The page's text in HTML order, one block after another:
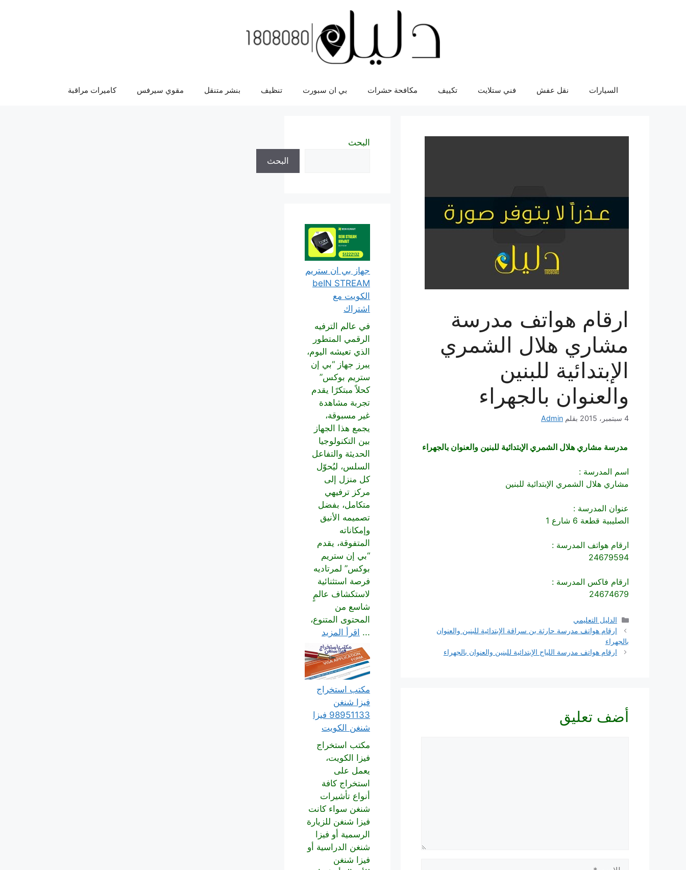
السيارات نقل عفش فني ستلايت تكييف مكافحة حشرات بي ان سبورت تنظيف بنشر متنقل مقوي سيرفس كاميرات مراقبة
ارقام هواتف مدرسة
مشاري هلال الشمري
الإبتدائية للبنين
والعنوان بالجهراء
4 سبتمبر، 2015 بقلم Admin
مدرسة مشاري هلال الشمري الإبتدائية للبنين والعنوان بالجهراء
اسم المدرسة :
مشاري هلال الشمري الإبتدائية للبنين
عنوان المدرسة :
الصليبية قطعة 6 شارع 1
ارقام هواتف المدرسة :
24679594
ارقام فاكس المدرسة :
24674679
التصنيفات
الدليل التعليمي
ارقام هواتف مدرسة حارثة بن سراقة الإبتدائية للبنين والعنوان
بالجهراء
ارقام هواتف مدرسة اللياح الإبتدائية للبنين والعنوان بالجهراء
أضف تعليق
الاسم
البحث
البحث
جهاز بي ان ستريم
beIN STREAM
الكويت مع
اشتراك
في عالم الترفيه
الرقمي المتطور
الذي تعيشه اليوم،
يبرز جهاز “بي إن
ستريم بوكس”
كحلاً مبتكرًا يقدم
تجربة مشاهدة
غير مسبوقة،
يجمع هذا الجهاز
بين التكنولوجيا
الحديثة والتفاعل
السلس، ليُحوّل
كل منزل إلى
مركز ترفيهي
متكامل، بفضل
تصميمه الأنيق
وإمكاناته
المتفوقة، يقدم
“بي إن ستريم
بوكس” لمرتاديه
فرصة استثنائية
لاستكشاف عالمٍ
شاسع من
المحتوى المتنوع،
... اقرأ المزيد
مكتب استخراج
فيزا شنغن
98951133 فيزا
شنغن الكويت
مكتب استخراج
فيزا الكويت،
يعمل على
استخراج كافة
أنواع تأشيرات
شنغن سواء كانت
فيزا شنغن للزيارة
الرسمية أو فيزا
شنغن الدراسية أو
فيزا شنغن